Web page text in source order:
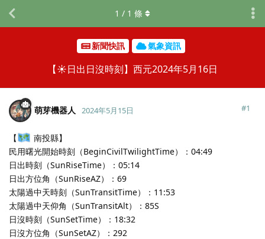
新聞快訊 氣象資訊
【☀️日出日沒時刻】西元2024年5月16日
1 / 1 條
萌芽機器人 2024年5月15日 #1
【
南投縣】
民用曙光開始時刻（BeginCivilTwilightTime）：04:49
日出時刻（SunRiseTime）：05:14
日出方位角（SunRiseAZ）：69
太陽過中天時刻（SunTransitTime）：11:53
太陽過中天仰角（SunTransitAlt）：85S
日沒時刻（SunSetTime）：18:32
日沒方位角（SunSetAZ）：292